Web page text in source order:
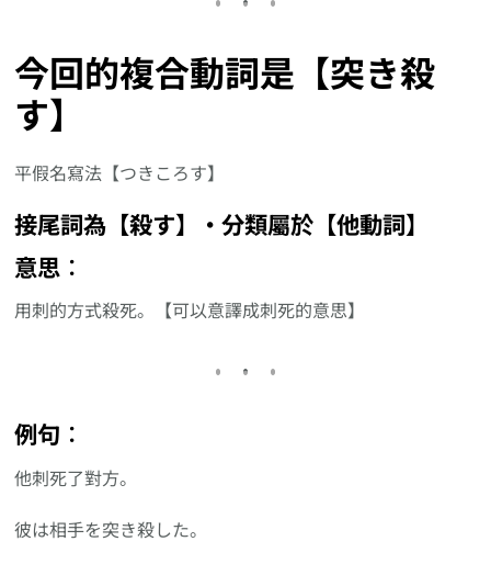
今回的複合動詞是【突き殺
す】
平假名寫法【つきころす】
接尾詞為【殺す】‧分類屬於【他動詞】
意思︰
用刺的方式殺死。【可以意譯成刺死的意思】
例句︰
他刺死了對方。
彼は相手を突き殺した。